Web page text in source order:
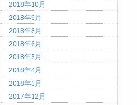
2018年10月
2018年9月
2018年8月
2018年6月
2018年5月
2018年4月
2018年3月
2017年12月